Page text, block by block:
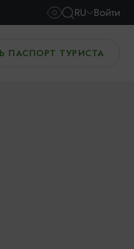
RU Войти
ПАСПОРТ ТУРИСТА